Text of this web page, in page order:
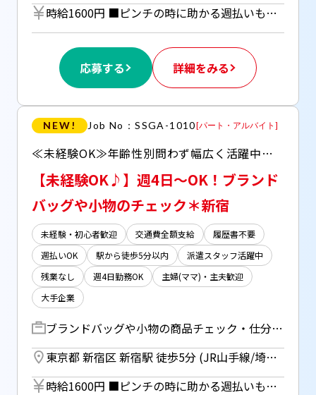
時給1600円 ■ピンチの時に助かる週払いもOK！ （規定あり、ご希望の方は事前にご相談ください） ■月払いの場合は月末締めの翌月20日銀行振り込み ■研修時も同時給
応募する 詳細をみる
NEW! Job No：SSGA-1010[パート・アルバイト ]
≪未経験OK≫年齢性別問わず幅広く活躍中！接客・営業の経験活かせます♪ スタッフ同士のコミュニケーションを大切にしている環境◎当社HT社員も常駐しています^^ バッグやアクセサリーの検品や仕分けなどをお任せします☆彡
【未経験OK♪】週4日～OK！ブランド
バッグや小物のチェック＊新宿
未経験・初心者歓迎 交通費全額支給
履歴書不要
週払いOK
駅から徒歩5分以内
派遣スタッフ活躍中
残業なし
週4日勤務OK
主婦(ママ)・主夫歓迎
大手企業
ブランドバッグや小物の商品チェック・仕分け 人気のラグジュアリーブランドを扱うお店の裏方！ ＜具体的には…＞ ・届いた商品の受け取り、中身の確認 ・キズや汚れがないかのチェック ・ラッピング（包装） ・在庫の確認など、スタッフとの共有 ＝＝＝＝＝＝＝＝＝＝＝＝＝＝＝＝＝＝＝＝ ＊当社スタッフ活躍中！ ＊丁寧なサポート体制◎ ＊わからないことはすぐに聞けて安心☆ ＝＝＝＝＝＝＝＝＝＝＝＝＝＝＝＝＝＝＝＝
東京都 新宿区 新宿駅 徒歩5分 (JR山手線/埼京線/中央線/総武線/京王線/小田急線/都営新宿線/都営大江戸線/東京メトロ丸ノ内線) ／ 新宿三丁目駅 徒歩1分 (副都心線/丸ノ内線/都営新宿線)
時給1600円 ■ピンチの時に助かる週払いもOK！ （規定あり、ご希望の方は事前にご相談ください） ■月払いの場合は月末締めの翌月20日銀行振り込み ■研修時も同時給